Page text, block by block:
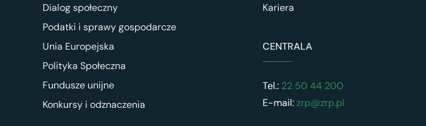
Dialog społeczny
Podatki i sprawy gospodarcze
Unia Europejska
Polityka Społeczna
Fundusze unijne
Konkursy i odznaczenia
Kariera
CENTRALA
Tel.:22 50 44 200
E-mail:zrp@zrp.pl